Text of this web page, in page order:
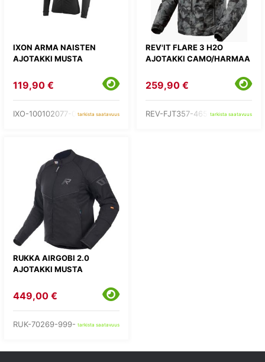
IXON ARMA NAISTEN
AJOTAKKI MUSTA
119,90 €
IXO-100102077-01-tarkista saatavuus
REV'IT FLARE 3 H2O
AJOTAKKI CAMO/HARMAA
259,90 €
REV-FJT357-4650-tarkista saatavuus
RUKKA AIRGOBI 2.0
AJOTAKKI MUSTA
449,00 €
RUK-70269-999- tarkista saatavuus